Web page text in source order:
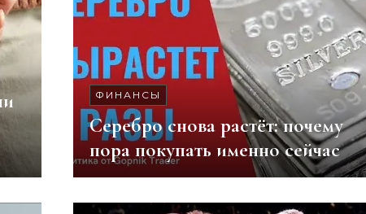
ФИНАНСЫ
Серебро снова растёт: почему
пора покупать именно сейчас